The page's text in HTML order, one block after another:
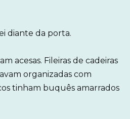
diante da porta.
acesas. Fileiras de cadeiras
organizadas com
tinham buquês amarrados